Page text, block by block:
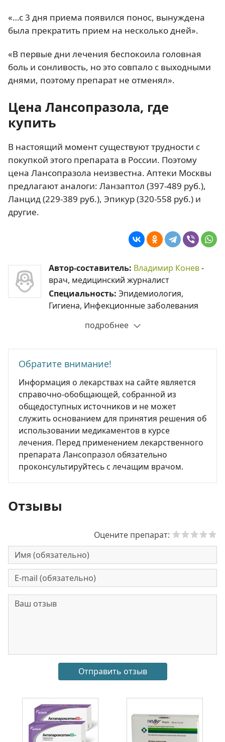
«…с 3 дня приема появился понос, вынуждена
была прекратить прием на несколько дней».
«В первые дни лечения беспокоила головная
боль и сонливость, но это совпало с выходными
днями, поэтому препарат не отменял».
Цена Лансопразола, где
купить
В настоящий момент существуют трудности с
покупкой этого препарата в России. Поэтому
цена Лансопразола неизвестна. Аптеки Москвы
предлагают аналоги: Ланзаптол (397-489 руб.),
Ланцид (229-389 руб.), Эпикур (320-558 руб.) и
другие.
Автор-составитель: Владимир Конев-
врач, медицинский журналист
Специальность: Эпидемиология,
Гигиена, Инфекционные заболевания
подробнее
Обратите внимание!
Информация о лекарствах на сайте является
справочно-обобщающей, собранной из
общедоступных источников и не может
служить основанием для принятия решения об
использовании медикаментов в курсе
лечения. Перед применением лекарственного
препарата Лансопразол обязательно
проконсультируйтесь с лечащим врачом.
Отзывы
Оцените препарат: